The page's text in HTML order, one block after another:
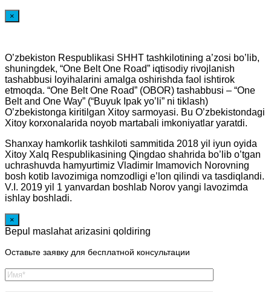
×
O’zbekiston Respublikasi SHHT tashkilotining a’zosi bo’lib,
shuningdek, “One Belt One Road” iqtisodiy rivojlanish
tashabbusi loyihalarini amalga oshirishda faol ishtirok
etmoqda. “One Belt One Road” (OBOR) tashabbusi – “One
Belt and One Way” (“Buyuk Ipak yo’li” ni tiklash)
O’zbekistonga kiritilgan Xitoy sarmoyasi. Bu O’zbekistondagi
Xitoy korxonalarida noyob martabali imkoniyatlar yaratdi.
Shanxay hamkorlik tashkiloti sammitida 2018 yil iyun oyida
Xitoy Xalq Respublikasining Qingdao shahrida bo’lib o’tgan
uchrashuvda hamyurtimiz Vladimir Imamovich Norovning
bosh kotib lavozimiga nomzodligi e’lon qilindi va tasdiqlandi.
V.I. 2019 yil 1 yanvardan boshlab Norov yangi lavozimda
ishlay boshladi.
×
Bepul maslahat arizasini qoldiring
Оставьте заявку для бесплатной консультации